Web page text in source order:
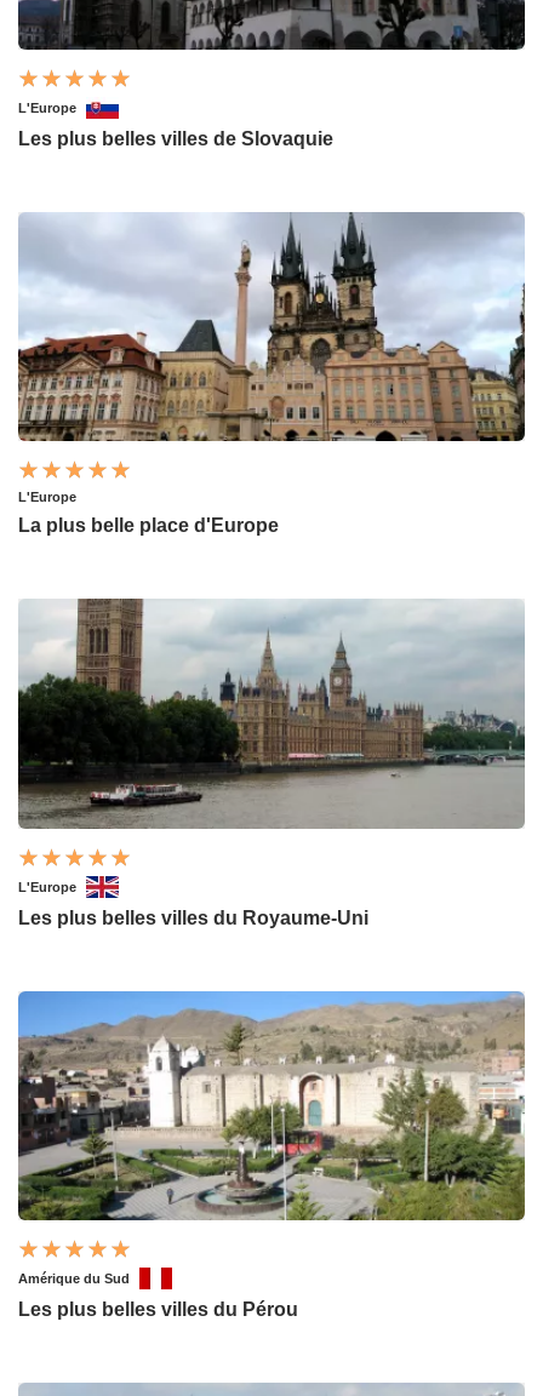
L'Europe
Les plus belles villes de Slovaquie
L'Europe
La plus belle place d'Europe
L'Europe
Les plus belles villes du Royaume-Uni
Amérique du Sud
Les plus belles villes du Pérou